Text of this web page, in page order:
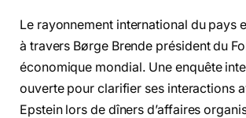
Le rayonnement international du pays
à travers Børge Brende président du
économique mondial. Une enquête
ouverte pour clarifier ses interactions
Epstein lors de dîners d’affaires